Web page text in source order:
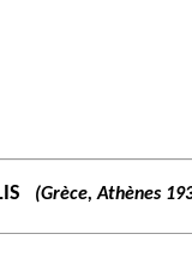
(Grèce, Athènes